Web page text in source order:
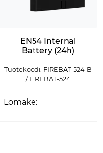
EN54 Internal
Battery (24h)
Tuotekoodi: FIREBAT-524-B
/ FIREBAT-524
Lomake: